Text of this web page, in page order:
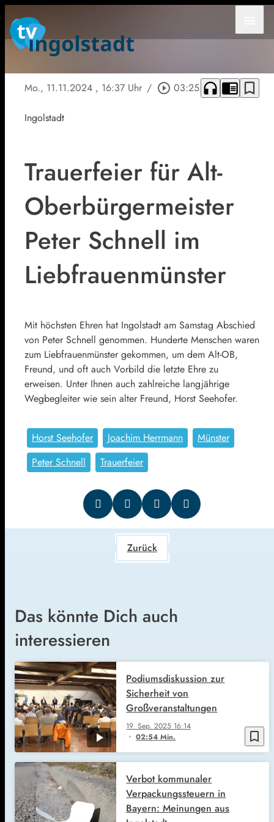
Mo., 11.11.2024 , 16:37 Uhr / play_circle_outline 03:25 headphones chrome_reader_mode bookmark_border
Ingolstadt
Trauerfeier für Alt-
Oberbürgermeister
Peter Schnell im
Liebfrauenmünster
Mit höchsten Ehren hat Ingolstadt am Samstag Abschied
von Peter Schnell genommen. Hunderte Menschen waren
zum Liebfrauenmünster gekommen, um dem Alt-OB,
Freund, und oft auch Vorbild die letzte Ehre zu
erweisen. Unter Ihnen auch zahlreiche langjährige
Wegbegleiter wie sein alter Freund, Horst Seehofer.
Horst Seehofer Joachim Herrmann
Münster
Peter Schnell
Trauerfeier
Zurück
Das könnte Dich auch
interessieren
bookmark_border
19. Sep. 2025 16:14
02:54 Min.
Podiumsdiskussion zur
Sicherheit von
Großveranstaltungen
Verbot kommunaler
Verpackungssteuern in
Bayern: Meinungen aus